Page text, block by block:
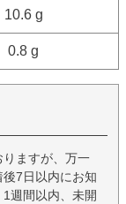
10.6 g
0.8 g
ますが、万一
7日以内にお知
週間以内、未開